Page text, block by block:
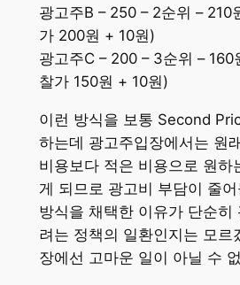
광고주B – 250 – 2순위 – 210
가 200원 + 10원)
광고주C – 200 – 3순위 – 160
찰가 150원 + 10원)
이런 방식을 보통 Second
하는데 광고주입장에서는 원
비용보다 적은 비용으로 원하
게 되므로 광고비 부담이 줄
방식을 채택한 이유가 단순히
려는 정책의 일환인지는 모르
장에선 고마운 일이 아닐 수